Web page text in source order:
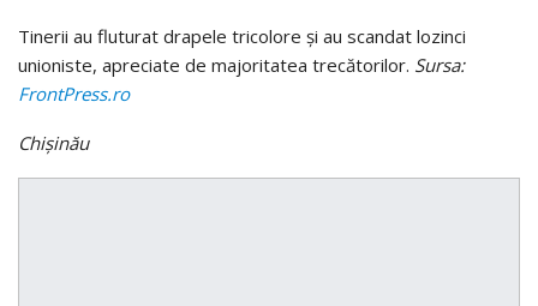
Tinerii au fluturat drapele tricolore şi au scandat lozinci
unioniste, apreciate de majoritatea trecătorilor. Sursa:
FrontPress.ro
Chişinău